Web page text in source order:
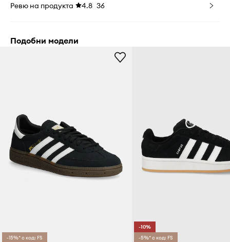
Ревю на продукта 4.8 36
Подобни модели
-15%* с код: FS
-10%
-5%* с код: FS